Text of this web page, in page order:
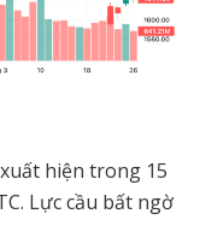
hiện trong 15
Lực cầu bất ngờ